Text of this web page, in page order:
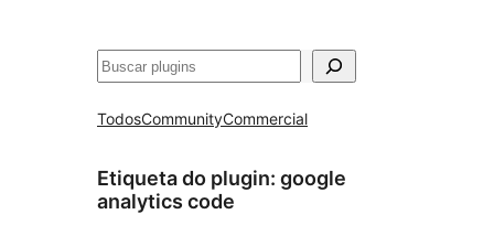
Buscar
TodosCommunityCommercial
Etiqueta do plugin: google
analytics code